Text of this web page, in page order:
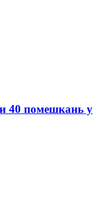
40 помешкань у